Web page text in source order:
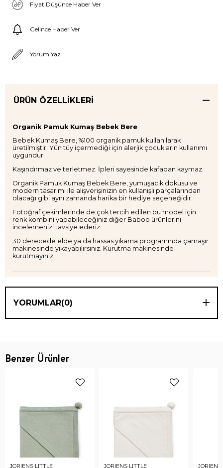
Fiyat Düşünce Haber Ver
Gelince Haber Ver
Yorum Yaz
ÜRÜN ÖZELLIKLERI
Organik Pamuk Kumaş Bebek Bere
Bebek Kumaş Bere, %100 organik pamuk kullanılarak
üretilmiştir. Yün tüy içermediği için alerjik çocukların kullanımı
uygundur.
Kaşındırmaz ve terletmez. İpleri sayesinde kafadan kaymaz.
Organik Pamuk Kumaş Bebek Bere, yumuşacık dokusu ve
modern tasarımı ile alışverişinizin en kullanışlı parçalarından
olacağı gibi aynı zamanda harika bir hediye seçeneğidir.
Fotoğraf çekimlerinde de çok tercih edilen bu model için
renk kombini yapabileceğiniz diğer Baboo ürünlerini
incelemenizi tavsiye ederiz.
30 derecede elde ya da hassas yıkama programında çamaşır
makinesinde yıkayabilirsiniz. Kurutma makinesinde
kurutmayınız.
YORUMLAR(0)
Benzer Ürünler
JORIENS LITTLE JORIENS LITTLE